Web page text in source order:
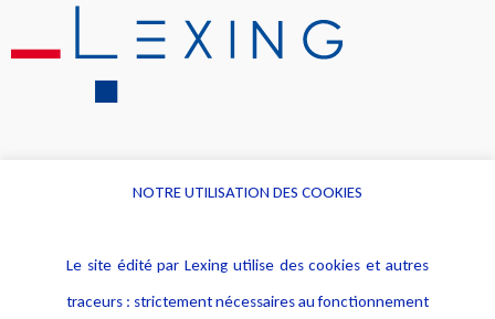
Alerte professionnelle
Déclaration d'accessibilité
NOTRE UTILISATION DES COOKIES
Le site édité par Lexing utilise des cookies et autres
traceurs : strictement nécessaires au fonctionnement